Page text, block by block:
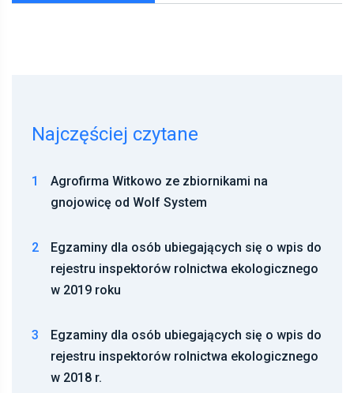
Najczęściej czytane
1
Agrofirma Witkowo ze zbiornikami na
gnojowicę od Wolf System
2
Egzaminy dla osób ubiegających się o wpis do
rejestru inspektorów rolnictwa ekologicznego
w 2019 roku
3
Egzaminy dla osób ubiegających się o wpis do
rejestru inspektorów rolnictwa ekologicznego
w 2018 r.